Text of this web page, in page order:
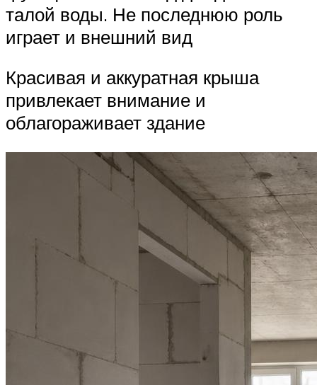
талой воды. Не последнюю роль
играет и внешний вид
Красивая и аккуратная крыша
привлекает внимание и
облагораживает здание